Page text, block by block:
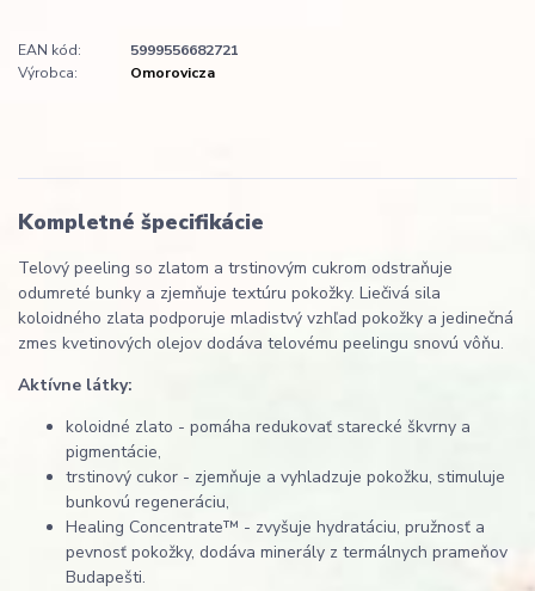
EAN kód:
5999556682721
Výrobca:
Omorovicza
Kompletné špecifikácie
Telový peeling so zlatom a trstinovým cukrom odstraňuje
odumreté bunky a zjemňuje textúru pokožky. Liečivá sila
koloidného zlata podporuje mladistvý vzhľad pokožky a jedinečná
zmes kvetinových olejov dodáva telovému peelingu snovú vôňu.
Aktívne látky:
koloidné zlato - pomáha redukovať starecké škvrny a
pigmentácie,
trstinový cukor - zjemňuje a vyhladzuje pokožku, stimuluje
bunkovú regeneráciu,
Healing Concentrate™ - zvyšuje hydratáciu, pružnosť a
pevnosť pokožky, dodáva minerály z termálnych prameňov
Budapešti.